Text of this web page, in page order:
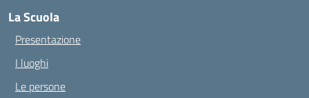
La Scuola
Presentazione
I luoghi
Le persone